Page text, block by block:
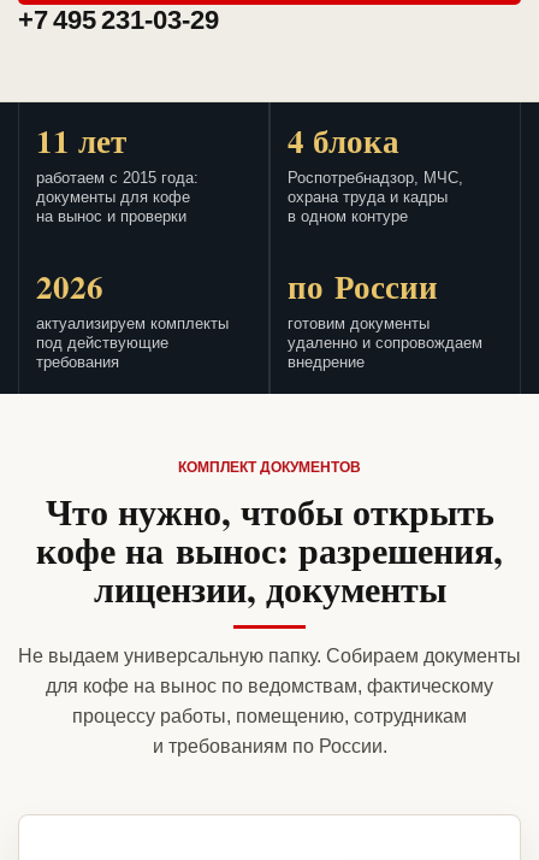
+7 495 231-03-29
11 лет
работаем с 2015 года:
документы для кофе
на вынос и проверки
4 блока
Роспотребнадзор, МЧС,
охрана труда и кадры
в одном контуре
2026
актуализируем комплекты
под действующие
требования
по России
готовим документы
удаленно и сопровождаем
внедрение
КОМПЛЕКТ ДОКУМЕНТОВ
Что нужно, чтобы открыть
кофе на вынос: разрешения,
лицензии, документы
Не выдаем универсальную папку. Собираем документы
для кофе на вынос по ведомствам, фактическому
процессу работы, помещению, сотрудникам
и требованиям по России.